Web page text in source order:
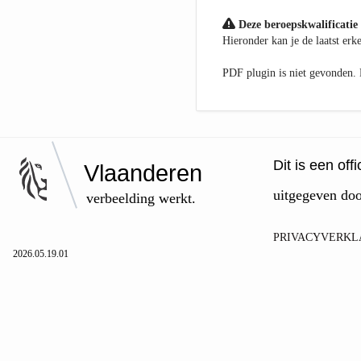
Deze beroepskwalificatie
Hieronder kan je de laatst
PDF plugin is niet gevonden.
Vlaanderen
verbeelding werkt.
Dit is een
uitgegeven
2026.05.19.01